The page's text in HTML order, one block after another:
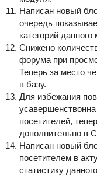
Написан новый
очередь
категорий
Снижено
форума при
Теперь за место
в базу.
Для избежания
посетителей,
дополнительно в
Написан новый
посетителем в
статистику